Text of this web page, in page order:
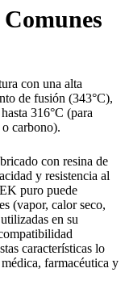
con una alta
de fusión (343°C),
316°C (para
carbono).
con resina de
y resistencia al
puro puede
(vapor, calor seco,
en su
características lo
farmacéutica y